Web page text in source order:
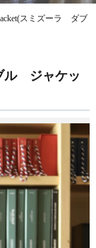
スミズーラ ダブ
ル ジャケッ